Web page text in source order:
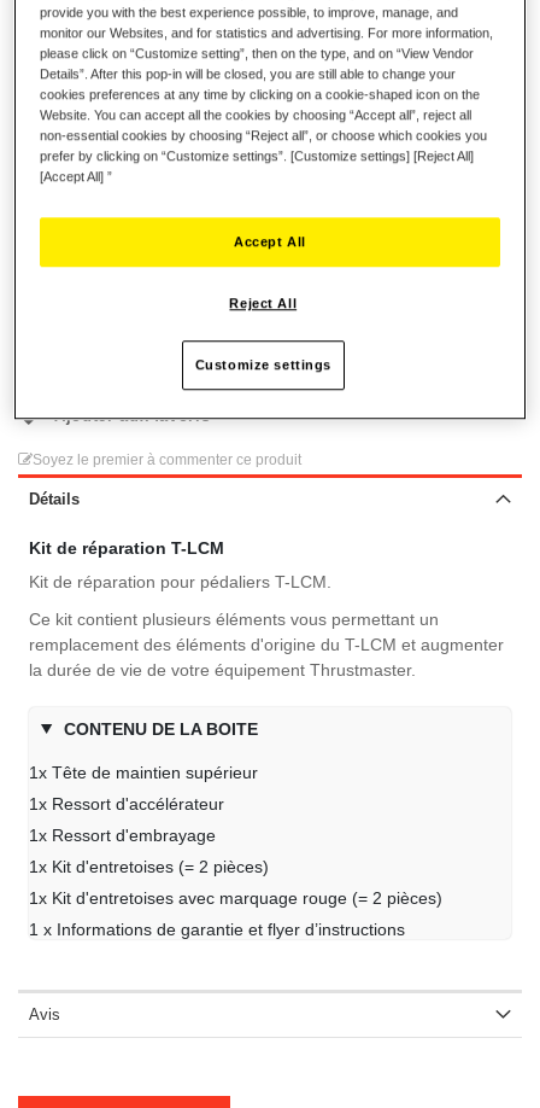
1x Ressort d'embrayage
1x Kit d'entretoises (= 2 pièces)
1x Kit d'entretoises avec marquage rouge (= 2 pièces)
1 x Informations de garantie et flyer d’instructions
11,99 €
Ajouter aux favoris
Soyez le premier à commenter ce produit
Détails
Kit de réparation T-LCM
Kit de réparation pour pédaliers T-LCM.
Ce kit contient plusieurs éléments vous permettant un
remplacement des éléments d'origine du T-LCM et augmenter
la durée de vie de votre équipement Thrustmaster.
CONTENU DE LA BOITE
1x Tête de maintien supérieur
1x Ressort d'accélérateur
1x Ressort d'embrayage
1x Kit d'entretoises (= 2 pièces)
1x Kit d'entretoises avec marquage rouge (= 2 pièces)
1 x Informations de garantie et flyer d’instructions
Avis
provide you with the best experience possible, to improve, manage, and
monitor our Websites, and for statistics and advertising. For more information,
please click on “Customize setting”, then on the type, and on “View Vendor
Details”. After this pop-in will be closed, you are still able to change your
cookies preferences at any time by clicking on a cookie-shaped icon on the
Website. You can accept all the cookies by choosing “Accept all”, reject all
non-essential cookies by choosing “Reject all”, or choose which cookies you
prefer by clicking on “Customize settings”. [Customize settings] [Reject All]
[Accept All] ”
Reject All
Accept All
Customize settings